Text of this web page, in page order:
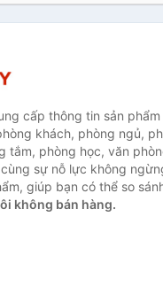
cấp thông tin sản
khách, phòng ngủ,
tắm, phòng học, văn
sự nỗ lực không
giúp bạn có thể so
không bán hàng.